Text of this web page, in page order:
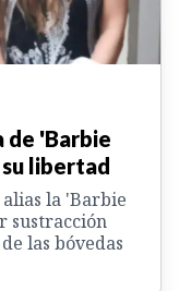
de 'Barbie
libertad
la 'Barbie
sustracción
las bóvedas